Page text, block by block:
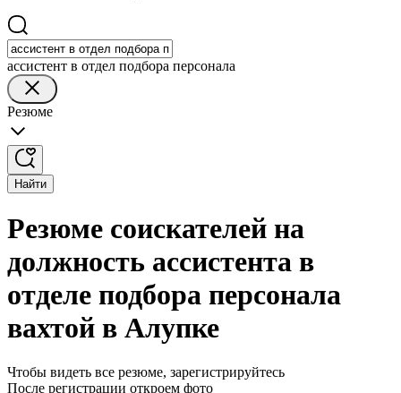
ассистент в отдел подбора персонала
Резюме
Найти
Резюме соискателей на
должность ассистента в
отделе подбора персонала
вахтой в Алупке
Чтобы видеть все резюме, зарегистрируйтесь
После регистрации откроем фото